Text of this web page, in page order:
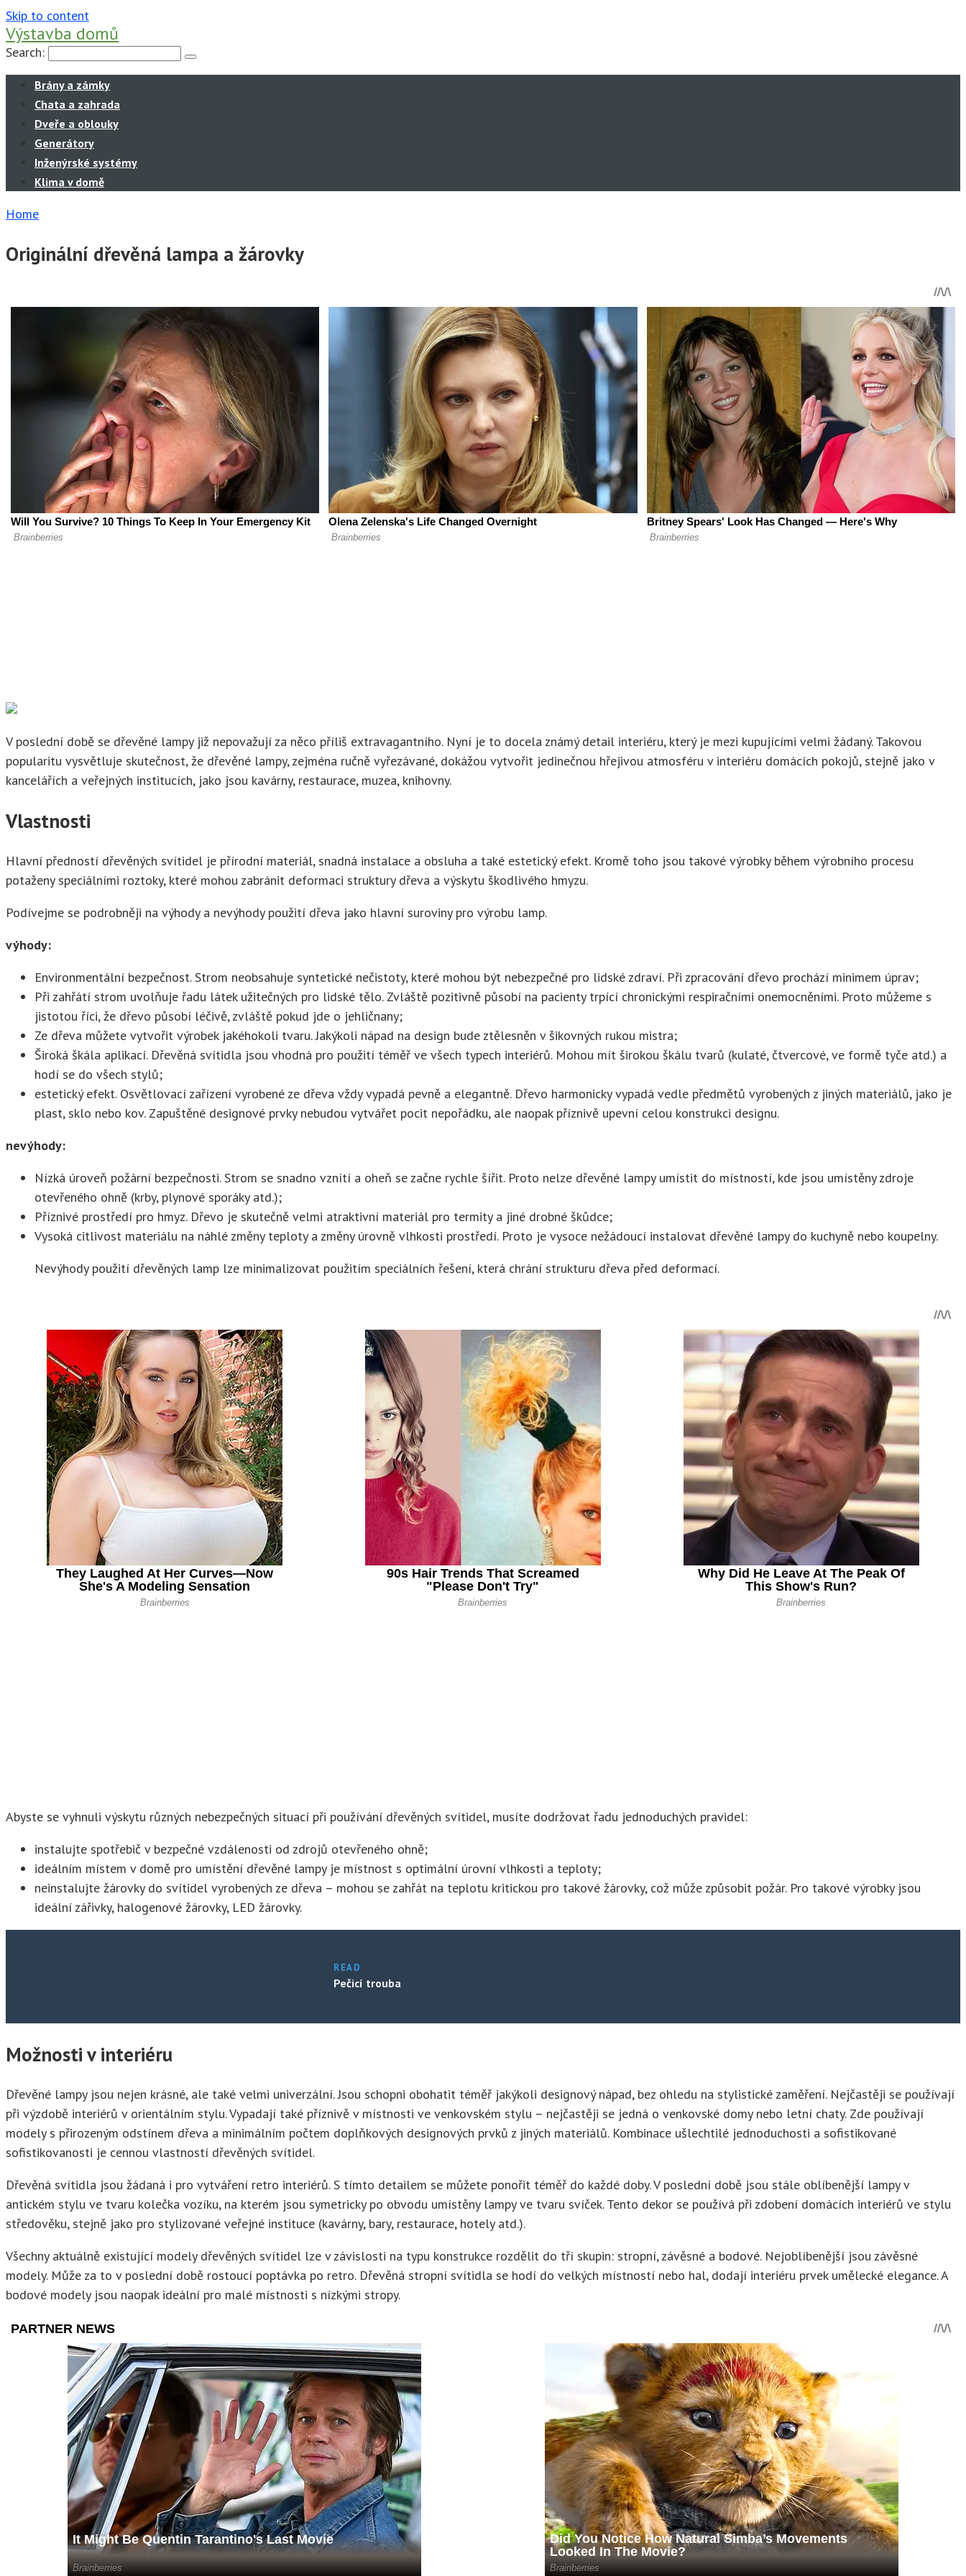
Skip to content
Výstavba domů
Search:
Brány a zámky
Chata a zahrada
Dveře a oblouky
Generátory
Inženýrské systémy
Klima v domě
Home
Originální dřevěná lampa a žárovky
V poslední době se dřevěné lampy již nepovažují za něco příliš extravagantního. Nyní je to docela známý detail interiéru, který je mezi kupujícími velmi žádaný. Takovou
popularitu vysvětluje skutečnost, že dřevěné lampy, zejména ručně vyřezávané, dokážou vytvořit jedinečnou hřejivou atmosféru v interiéru domácích pokojů, stejně jako v
kancelářích a veřejných institucích, jako jsou kavárny, restaurace, muzea, knihovny.
Vlastnosti
Hlavní předností dřevěných svítidel je přírodní materiál, snadná instalace a obsluha a také estetický efekt. Kromě toho jsou takové výrobky během výrobního procesu
potaženy speciálními roztoky, které mohou zabránit deformaci struktury dřeva a výskytu škodlivého hmyzu.
Podívejme se podrobněji na výhody a nevýhody použití dřeva jako hlavní suroviny pro výrobu lamp.
výhody:
Environmentální bezpečnost. Strom neobsahuje syntetické nečistoty, které mohou být nebezpečné pro lidské zdraví. Při zpracování dřevo prochází minimem úprav;
Při zahřátí strom uvolňuje řadu látek užitečných pro lidské tělo. Zvláště pozitivně působí na pacienty trpící chronickými respiračními onemocněními. Proto můžeme s
jistotou říci, že dřevo působí léčivě, zvláště pokud jde o jehličnany;
Ze dřeva můžete vytvořit výrobek jakéhokoli tvaru. Jakýkoli nápad na design bude ztělesněn v šikovných rukou mistra;
Široká škála aplikací. Dřevěná svítidla jsou vhodná pro použití téměř ve všech typech interiérů. Mohou mít širokou škálu tvarů (kulaté, čtvercové, ve formě tyče atd.) a
hodí se do všech stylů;
estetický efekt. Osvětlovací zařízení vyrobené ze dřeva vždy vypadá pevně a elegantně. Dřevo harmonicky vypadá vedle předmětů vyrobených z jiných materiálů, jako je
plast, sklo nebo kov. Zapuštěné designové prvky nebudou vytvářet pocit nepořádku, ale naopak příznivě upevní celou konstrukci designu.
nevýhody:
Nízká úroveň požární bezpečnosti. Strom se snadno vznítí a oheň se začne rychle šířit. Proto nelze dřevěné lampy umístit do místností, kde jsou umístěny zdroje
otevřeného ohně (krby, plynové sporáky atd.);
Příznivé prostředí pro hmyz. Dřevo je skutečně velmi atraktivní materiál pro termity a jiné drobné škůdce;
Vysoká citlivost materiálu na náhlé změny teploty a změny úrovně vlhkosti prostředí. Proto je vysoce nežádoucí instalovat dřevěné lampy do kuchyně nebo koupelny.
Nevýhody použití dřevěných lamp lze minimalizovat použitím speciálních řešení, která chrání strukturu dřeva před deformací.
Abyste se vyhnuli výskytu různých nebezpečných situací při používání dřevěných svítidel, musíte dodržovat řadu jednoduchých pravidel:
instalujte spotřebič v bezpečné vzdálenosti od zdrojů otevřeného ohně;
ideálním místem v domě pro umístění dřevěné lampy je místnost s optimální úrovní vlhkosti a teploty;
neinstalujte žárovky do svítidel vyrobených ze dřeva – mohou se zahřát na teplotu kritickou pro takové žárovky, což může způsobit požár. Pro takové výrobky jsou
ideální zářivky, halogenové žárovky, LED žárovky.
READ
Pečicí trouba
Možnosti v interiéru
Dřevěné lampy jsou nejen krásné, ale také velmi univerzální. Jsou schopni obohatit téměř jakýkoli designový nápad, bez ohledu na stylistické zaměření. Nejčastěji se používají
při výzdobě interiérů v orientálním stylu. Vypadají také příznivě v místnosti ve venkovském stylu – nejčastěji se jedná o venkovské domy nebo letní chaty. Zde používají
modely s přirozeným odstínem dřeva a minimálním počtem doplňkových designových prvků z jiných materiálů. Kombinace ušlechtilé jednoduchosti a sofistikované
sofistikovanosti je cennou vlastností dřevěných svítidel.
Dřevěná svítidla jsou žádaná i pro vytváření retro interiérů. S tímto detailem se můžete ponořit téměř do každé doby. V poslední době jsou stále oblíbenější lampy v
antickém stylu ve tvaru kolečka vozíku, na kterém jsou symetricky po obvodu umístěny lampy ve tvaru svíček. Tento dekor se používá při zdobení domácích interiérů ve stylu
středověku, stejně jako pro stylizované veřejné instituce (kavárny, bary, restaurace, hotely atd.).
Všechny aktuálně existující modely dřevěných svítidel lze v závislosti na typu konstrukce rozdělit do tří skupin: stropní, závěsné a bodové. Nejoblíbenější jsou závěsné
modely. Může za to v poslední době rostoucí poptávka po retro. Dřevěná stropní svítidla se hodí do velkých místností nebo hal, dodají interiéru prvek umělecké elegance. A
bodové modely jsou naopak ideální pro malé místnosti s nízkými stropy.